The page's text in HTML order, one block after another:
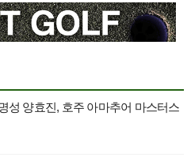
성 양효진, 호주 아마추어 마스터스